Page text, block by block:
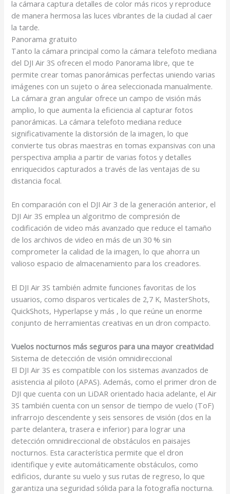
la cámara captura detalles de color más ricos y reproduce
de manera hermosa las luces vibrantes de la ciudad al caer
la tarde.
Panorama gratuito
Tanto la cámara principal como la cámara telefoto mediana
del DJI Air 3S ofrecen el modo Panorama libre, que te
permite crear tomas panorámicas perfectas uniendo varias
imágenes con un sujeto o área seleccionada manualmente.
La cámara gran angular ofrece un campo de visión más
amplio, lo que aumenta la eficiencia al capturar fotos
panorámicas. La cámara telefoto mediana reduce
significativamente la distorsión de la imagen, lo que
convierte tus obras maestras en tomas expansivas con una
perspectiva amplia a partir de varias fotos y detalles
enriquecidos capturados a través de las ventajas de su
distancia focal.
En comparación con el DJI Air 3 de la generación anterior, el
DJI Air 3S emplea un algoritmo de compresión de
codificación de video más avanzado que reduce el tamaño
de los archivos de video en más de un 30 % sin
comprometer la calidad de la imagen, lo que ahorra un
valioso espacio de almacenamiento para los creadores.
El DJI Air 3S también admite funciones favoritas de los
usuarios, como disparos verticales de 2,7 K, MasterShots,
QuickShots, Hyperlapse y más , lo que reúne un enorme
conjunto de herramientas creativas en un dron compacto.
Vuelos nocturnos más seguros para una mayor creatividad
Sistema de detección de visión omnidireccional
El DJI Air 3S es compatible con los sistemas avanzados de
asistencia al piloto (APAS). Además, como el primer dron de
DJI que cuenta con un LiDAR orientado hacia adelante, el Air
3S también cuenta con un sensor de tiempo de vuelo (ToF)
infrarrojo descendente y seis sensores de visión (dos en la
parte delantera, trasera e inferior) para lograr una
detección omnidireccional de obstáculos en paisajes
nocturnos. Esta característica permite que el dron
identifique y evite automáticamente obstáculos, como
edificios, durante su vuelo y sus rutas de regreso, lo que
garantiza una seguridad sólida para la fotografía nocturna.